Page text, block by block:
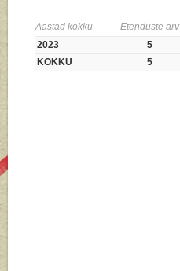
Aastad kokku Etenduste arv
2023
5
KOKKU
5